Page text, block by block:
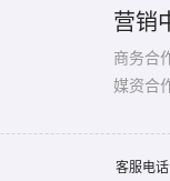
营销
商务合
媒资合
客服电